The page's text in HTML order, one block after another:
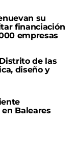
su
financiación
empresas
de las
diseño y
Baleares